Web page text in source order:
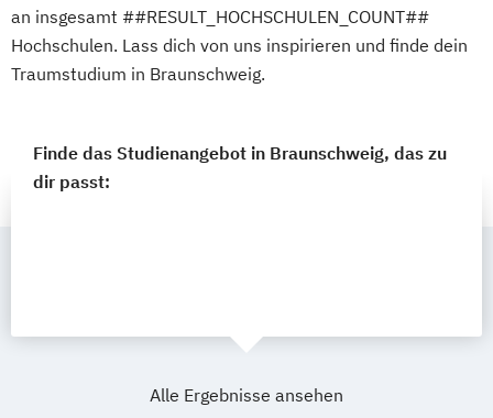
an insgesamt ##RESULT_HOCHSCHULEN_COUNT##
Hochschulen. Lass dich von uns inspirieren und finde dein
Traumstudium in Braunschweig.
Finde das Studienangebot in Braunschweig, das zu
dir passt:
Alle Ergebnisse ansehen